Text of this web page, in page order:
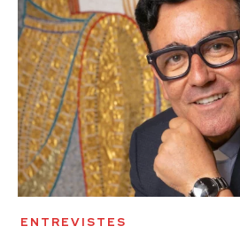
ENTREVISTES